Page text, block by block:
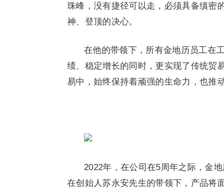
珠峰，没有捷径可以走，必须具备缜密
神、登顶的决心。
在他的带领下，所有金地历员工在
绩、稳定增长的同时，更实现了传统贸
易中，始终保持着顽强的生命力，也推
2022年，在公司在5周年之际，金
在创始人苏永安先生的带领下，产品将